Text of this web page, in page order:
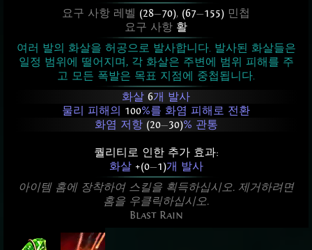
요구 사항 레벨 (28—70), (67—155) 민첩
요구 사항 활
여러 발의 화살을 허공으로 발사합니다. 발사된 화살들은
일정 범위에 떨어지며, 각 화살은 주변에 범위 피해를 주
고 모든 폭발은 목표 지점에 중첩됩니다.
화살 6개 발사
물리 피해의 100%를 화염 피해로 전환
화염 저항 (20—30)% 관통
퀄리티로 인한 추가 효과:
화살 +(0—1)개 발사
아이템 홈에 장착하여 스킬을 획득하십시오. 제거하려면
홈을 우클릭하십시오.
Blast Rain